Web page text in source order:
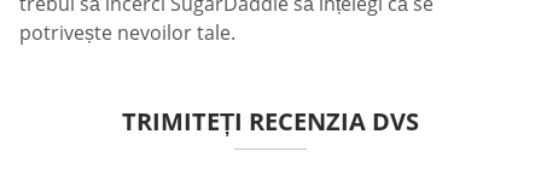
potrivește nevoilor tale.
TRIMITEȚI RECENZIA DVS